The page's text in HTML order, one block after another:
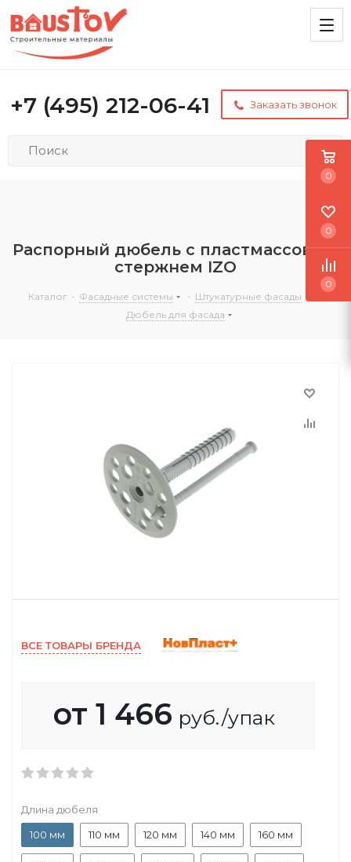
+7 (495) 212-06-41 Заказать звонок
Распорный дюбель с пластмассовым
стержнем IZO
Каталог - Фасадные системы - Штукатурные фасады
Дюбель для фасада
ВСЕ ТОВАРЫ БРЕНДА
от 1 466 руб./упак
Длина дюбеля
100 мм
110 мм 120 мм 140 мм 160 мм
0
0
0